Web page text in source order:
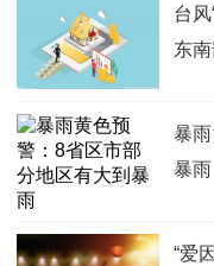
台
东
暴
暴雨
“爱